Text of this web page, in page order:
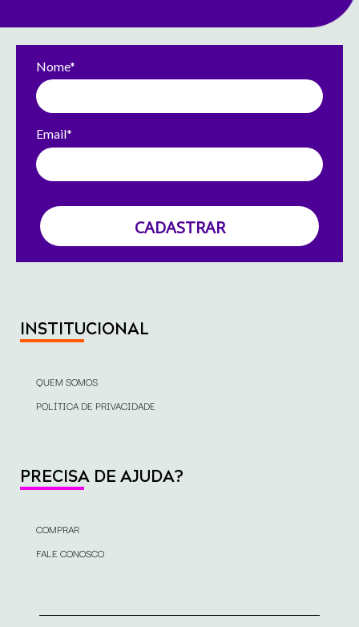
Nome*
Email*
CADASTRAR
INSTITUCIONAL
QUEM SOMOS
POLÍTICA DE PRIVACIDADE
PRECISA DE AJUDA?
COMPRAR
FALE CONOSCO